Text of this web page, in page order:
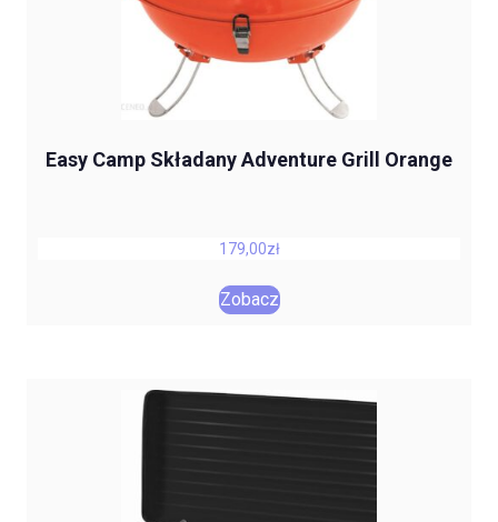
Easy Camp Składany Adventure Grill Orange
179,00zł
Zobacz